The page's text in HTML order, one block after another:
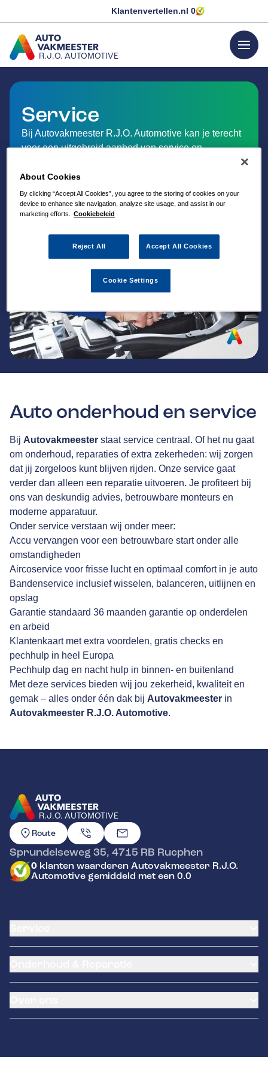
Klantenvertellen.nl 0
R.J.O. AUTOMOTIVE
GA NAAR DE HOMEPAGINA
menu
Service
Bij Autovakmeester R.J.O. Automotive kan je terecht
voor een uitgebreid aanbod van service en
Auto onderhoud en service
Bij Autovakmeester staat service centraal. Of het nu gaat
om onderhoud, reparaties of extra zekerheden: wij zorgen
dat jij zorgeloos kunt blijven rijden. Onze service gaat
verder dan alleen een reparatie uitvoeren. Je profiteert bij
ons van deskundig advies, betrouwbare monteurs en
moderne apparatuur.
Onder service verstaan wij onder meer:
Accu vervangen voor een betrouwbare start onder alle
omstandigheden
Aircoservice voor frisse lucht en optimaal comfort in je auto
Bandenservice inclusief wisselen, balanceren, uitlijnen en
opslag
Garantie standaard 36 maanden garantie op onderdelen
en arbeid
Klantenkaart met extra voordelen, gratis checks en
pechhulp in heel Europa
Pechhulp dag en nacht hulp in binnen- en buitenland
Met deze services bieden wij jou zekerheid, kwaliteit en
gemak – alles onder één dak bij Autovakmeester in
Autovakmeester R.J.O. Automotive.
R.J.O. AUTOMOTIVE
GA NAAR DE HOMEPAGINA
Route
Sprundelseweg 35, 4715 RB Rucphen
0 klanten waarderen Autovakmeester R.J.O.
Automotive gemiddeld met een 0.0
Banden service
Klantenkaart
Schade en reparatie
About Cookies
By clicking “Accept All Cookies”, you agree to the storing of cookies on your
device to enhance site navigation, analyze site usage, and assist in our
marketing efforts.
Cookiebeleid
Reject All Accept All Cookies
Cookie Settings